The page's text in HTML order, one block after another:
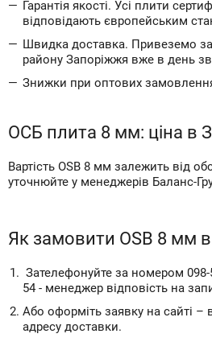
Гарантія якості. Усі плити
відповідають європейським
Швидка доставка. Привеземо
району Запоріжжя вже в день
Знижки при оптових
ОСБ плита 8 мм: ціна в
Вартість OSB 8 мм залежить від
уточнюйте у менеджерів Баланс-
Як замовити OSB 8 мм
Зателефонуйте за номером 098-
54 - менеджер відповість на
Або оформіть заявку на сайті –
адресу доставки.